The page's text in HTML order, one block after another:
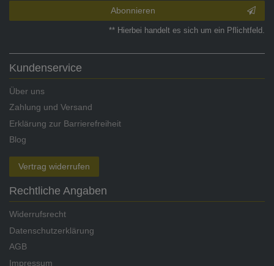
Abonnieren
** Hierbei handelt es sich um ein Pflichtfeld.
Kundenservice
Über uns
Zahlung und Versand
Erklärung zur Barrierefreiheit
Blog
Vertrag widerrufen
Rechtliche Angaben
Widerrufsrecht
Datenschutzerklärung
AGB
Impressum